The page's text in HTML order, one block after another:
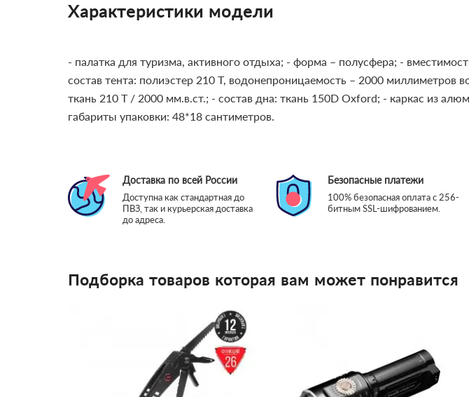
Характеристики модели
- палатка для туризма, активного отдыха; - форма – полусфера; -
состав тента: полиэстер 210 Т, водонепроницаемость – 2000 миллиметров
ткань 210 Т / 2000 мм.в.ст.; - состав дна: ткань 150D Oxford; - каркас из
габариты упаковки: 48*18 сантиметров.
Доставка по всей России
Доступна как стандартная до
ПВЗ, так и курьерская доставка
до адреса.
Безопасные платежи
100% безопасная оплата с 256-
битным SSL-шифрованием.
Подборка товаров которая вам может понравится